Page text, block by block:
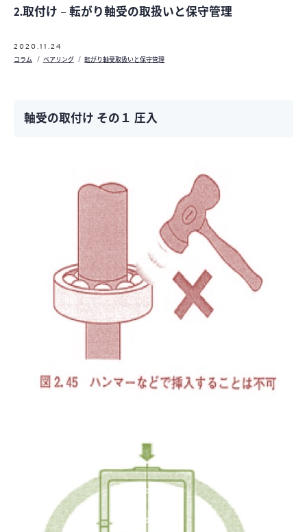
2.取付け – 転がり軸受の取扱いと保守管理
2020.11.24
コラム ベアリング 転がり軸受取扱いと保守管理
軸受の取付け その１ 圧入